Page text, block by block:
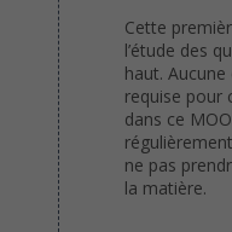
Cette
l’étude des
haut. Aucune
requise pour
dans ce
ne pas
la matière.